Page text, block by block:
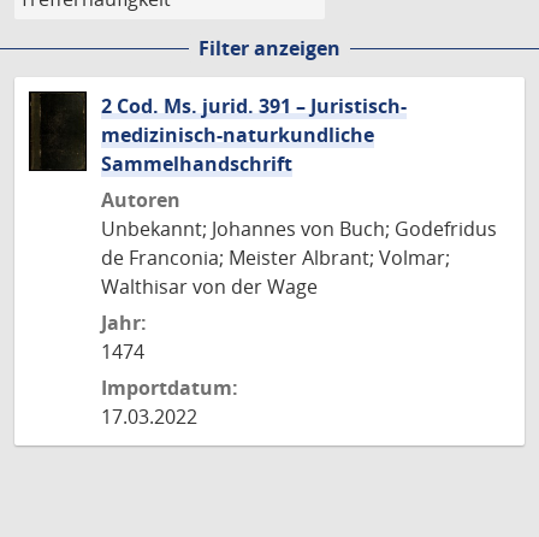
Filter anzeigen
2 Cod. Ms. jurid. 391 – Juristisch-
medizinisch-naturkundliche
Sammelhandschrift
Autoren
Unbekannt; Johannes von Buch; Godefridus
de Franconia; Meister Albrant; Volmar;
Walthisar von der Wage
Jahr:
1474
Importdatum:
17.03.2022